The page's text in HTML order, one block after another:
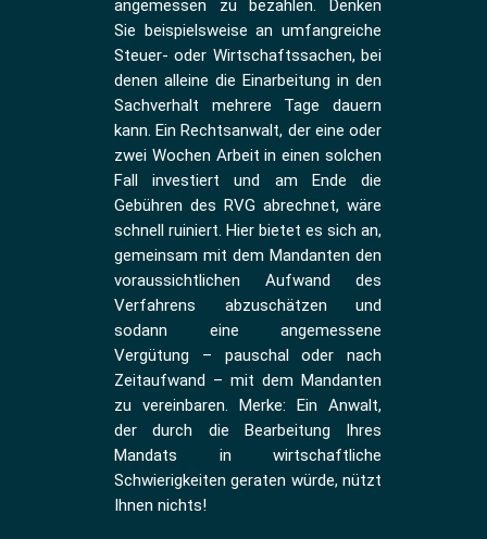
angemessen zu bezahlen. Denken
Sie beispielsweise an umfangreiche
Steuer- oder Wirtschaftssachen, bei
denen alleine die Einarbeitung in den
Sachverhalt mehrere Tage dauern
kann. Ein Rechtsanwalt, der eine oder
zwei Wochen Arbeit in einen solchen
Fall investiert und am Ende die
Gebühren des RVG abrechnet, wäre
schnell ruiniert. Hier bietet es sich an,
gemeinsam mit dem Mandanten den
voraussichtlichen Aufwand des
Verfahrens abzuschätzen und
sodann eine angemessene
Vergütung – pauschal oder nach
Zeitaufwand – mit dem Mandanten
zu vereinbaren. Merke: Ein Anwalt,
der durch die Bearbeitung Ihres
Mandats in wirtschaftliche
Schwierigkeiten geraten würde, nützt
Ihnen nichts!